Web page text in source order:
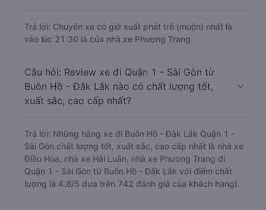
Trả lời: Chuyến xe có giờ xuất phát trễ (muộn) nhất là
vào lúc 21:30 là của nhà xe Phương Trang.
Câu hỏi: Review xe đi Quận 1 - Sài Gòn từ
Buôn Hồ - Đắk Lắk nào có chất lượng tốt,
xuất sắc, cao cấp nhất?
Trả lời: Những hãng xe đi Buôn Hồ - Đắk Lắk Quận 1 -
Sài Gòn chất lượng tốt, xuất sắc, cao cấp nhất là nhà xe
Điều Hòa, nhà xe Hải Luân, nhà xe Phương Trang đi
Quận 1 - Sài Gòn từ Buôn Hồ - Đắk Lắk với điểm chất
lượng là 4.8/5 dựa trên 742 đánh giá của khách hàng).